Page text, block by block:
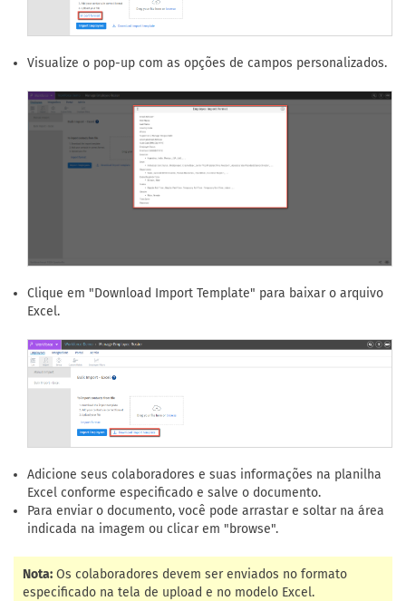
Visualize o pop-up com as opções de campos personalizados.
Clique em "Download Import Template" para baixar o arquivo
Excel.
Adicione seus colaboradores e suas informações na planilha
Excel conforme especificado e salve o documento.
Para enviar o documento, você pode arrastar e soltar na área
indicada na imagem ou clicar em "browse".
Nota: Os colaboradores devem ser enviados no formato
especificado na tela de upload e no modelo Excel.